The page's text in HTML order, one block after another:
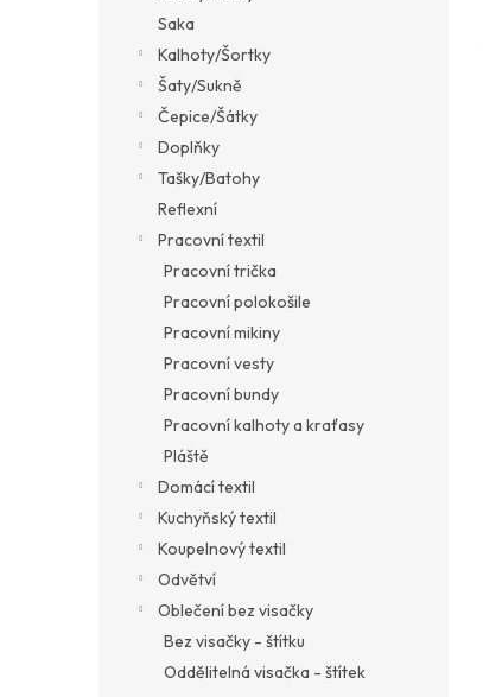
Saka
Kalhoty/Šortky
Šaty/Sukně
Čepice/Šátky
Doplňky
Tašky/Batohy
Reflexní
Pracovní textil
Pracovní trička
Pracovní polokošile
Pracovní mikiny
Pracovní vesty
Pracovní bundy
Pracovní kalhoty a kraťasy
Pláště
Domácí textil
Kuchyňský textil
Koupelnový textil
Odvětví
Oblečení bez visačky
Bez visačky - štítku
Oddělitelná visačka - štítek